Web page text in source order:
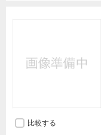
比較する